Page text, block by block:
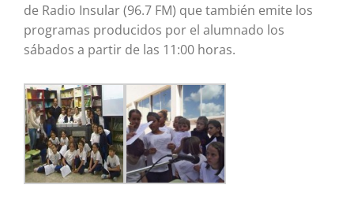
de Radio Insular (96.7 FM) que también emite los
programas producidos por el alumnado los
sábados a partir de las 11:00 horas.